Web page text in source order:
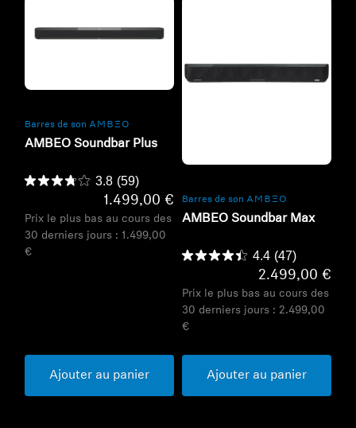
Barres de son -AMBEO-
AMBEO Soundbar Plus
3.8 (59)
1.499,00 €
Prix le plus bas au cours des
30 derniers jours : 1.499,00
€
Ajouter au panier
Barres de son -AMBEO-
AMBEO Soundbar Max
4.4 (47)
2.499,00 €
Prix le plus bas au cours des
30 derniers jours : 2.499,00
€
Ajouter au panier